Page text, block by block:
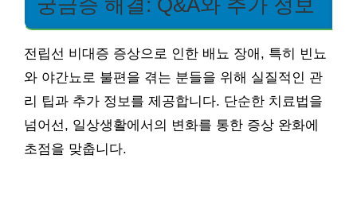
궁금증 해결: Q&A와 추가 정보
전립선 비대증 증상으로 인한 배뇨 장애, 특히 빈뇨
와 야간뇨로 불편을 겪는 분들을 위해 실질적인 관
리 팁과 추가 정보를 제공합니다. 단순한 치료법을
넘어선, 일상생활에서의 변화를 통한 증상 완화에
초점을 맞춥니다.